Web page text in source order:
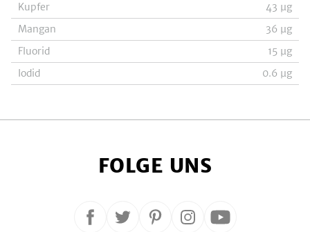
Kupfer
43 µg
Mangan
36 µg
Fluorid
15 µg
Iodid
0.6 µg
FOLGE UNS
Folge Folge
Folge Folge Folge